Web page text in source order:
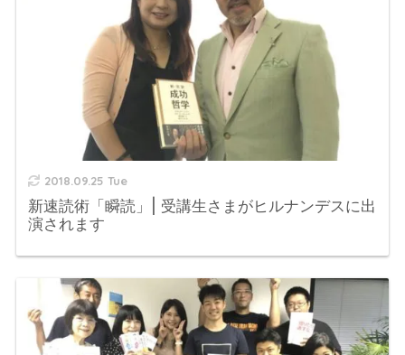
2018.09.25 Tue
新速読術「瞬読」| 受講生さまがヒルナンデスに出
演されます